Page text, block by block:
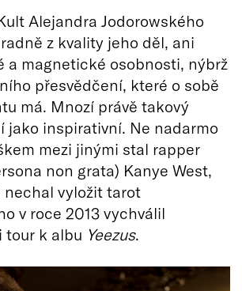
Alejandra Jodorowského
z kvality jeho děl, ani
a magnetické osobnosti, nýbrž
přesvědčení, které o sobě
má. Mnozí právě takový
jako inspirativní. Ne nadarmo
mezi jinými stal rapper
non grata) Kanye West,
nechal vyložit tarot
v roce 2013 vychválil
tour k albu Yeezus.